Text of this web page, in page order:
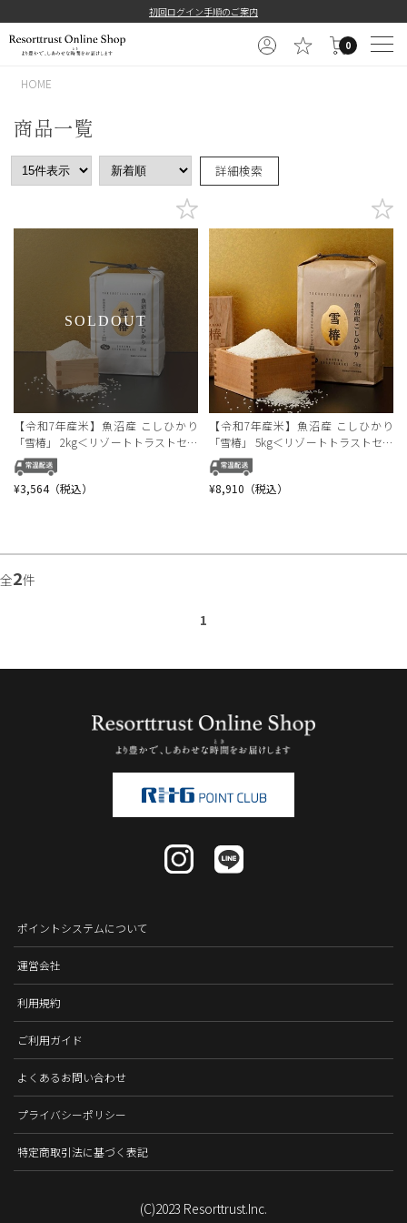
初回ログイン手順のご案内
0
HOME
商品一覧
詳細検索
SOLDOUT
【令和7年産米】魚沼産 こしひかり
「雪椿」 2kg＜リゾートトラストセレ
クション＞
¥3,564（税込）
【令和7年産米】魚沼産 こしひかり
「雪椿」 5kg＜リゾートトラストセレ
クション＞
¥8,910（税込）
全2件
1
ポイントシステムについて
運営会社
利用規約
ご利用ガイド
よくあるお問い合わせ
プライバシーポリシー
特定商取引法に基づく表記
(C)2023 Resorttrust.Inc.